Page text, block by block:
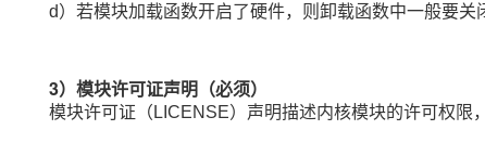
d）若模块加载函数开启了硬件，则卸载函数中一般要关
3）模块许可证声明（必须）
模块许可证（LICENSE）声明描述内核模块的许可权限